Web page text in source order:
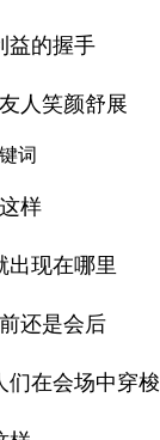
益的握手
人笑颜舒展
样
出现在哪里
还是会后
们在会场中穿梭